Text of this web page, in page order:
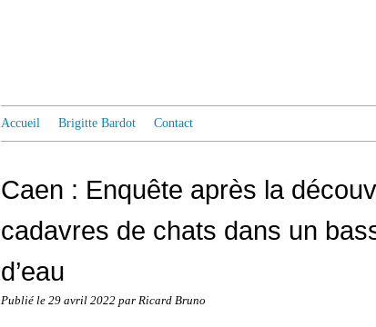
Accueil Brigitte Bardot Contact
Caen : Enquête après la
cadavres de chats dans un
d’eau
Publié le 29 avril 2022 par Ricard Bruno